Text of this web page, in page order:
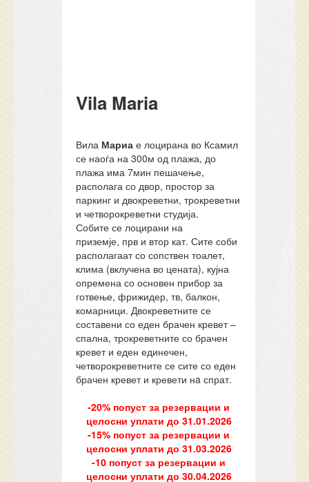
Vila Maria
Вила Мариа е лоцирана во Ксамил
се наоѓа на 300м од плажа, до
плажа има 7мин пешачење,
располага со двор, простор за
паркинг и двокреветни, трокреветни
и четворокреветни студија.
Собите се лоцирани на
приземје, прв и втор кат. Сите соби
располагаат со сопствен тоалет,
клима (вклучена во цената), кујна
опремена со основен прибор за
готвење, фрижидер, тв, балкон,
комарници. Двокреветните се
составени со еден брачен кревет –
спална, трокреветните со брачен
кревет и еден единечен,
четворокреветните се сите со еден
брачен кревет и кревети нa спрат.
-20% попуст за резервации и
целосни уплати до 31.01.2026
-15% попуст за резервации и
целосни уплати до 31.03.2026
-10 попуст за резервации и
целосни уплати до 30.04.2026